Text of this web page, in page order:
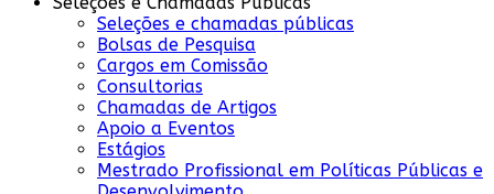
Seleções e chamadas públicas
Bolsas de Pesquisa
Cargos em Comissão
Consultorias
Chamadas de Artigos
Apoio a Eventos
Estágios
Mestrado Profissional em Políticas Públicas e